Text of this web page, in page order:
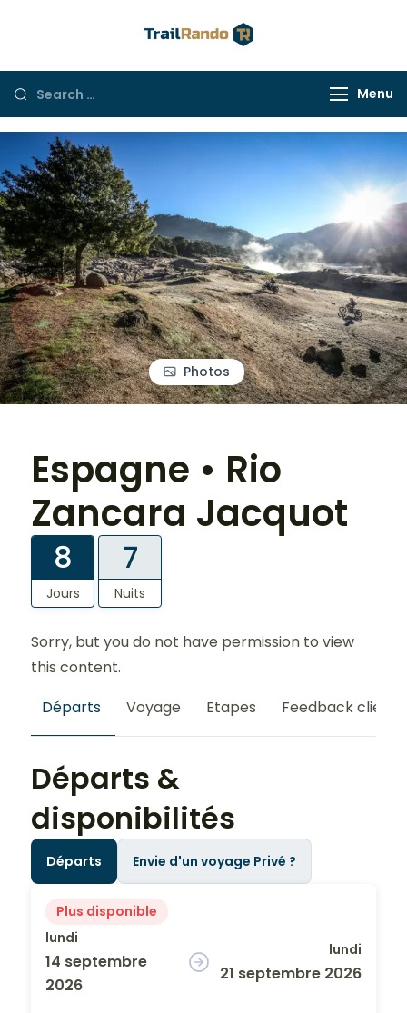
Menu
Photos
Espagne • Rio
Zancara Jacquot
8
Jours
7
Nuits
Sorry, but you do not have permission to view
this content.
Départs
Voyage Etapes Feedback clients
Départs &
disponibilités
Départs Envie d'un voyage Privé ?
Plus disponible
lundi
14 septembre
2026
lundi
21 septembre 2026